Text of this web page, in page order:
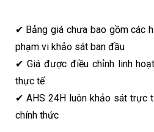
✔ Bảng giá chưa bao gồm các
phạm vi khảo sát ban đầu
✔ Giá được điều chỉnh linh
thực tế
✔ AHS 24H luôn khảo sát trực
chính thức